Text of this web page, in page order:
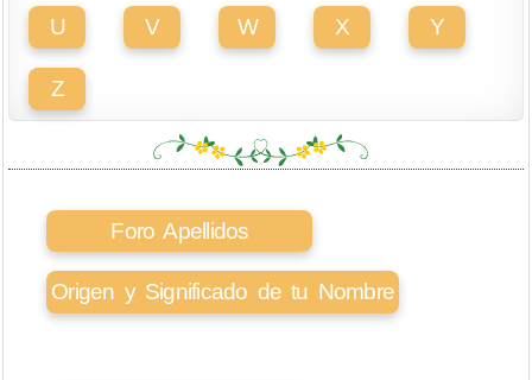
U V W X Y
Z
Foro Apellidos
Origen y Significado de tu Nombre